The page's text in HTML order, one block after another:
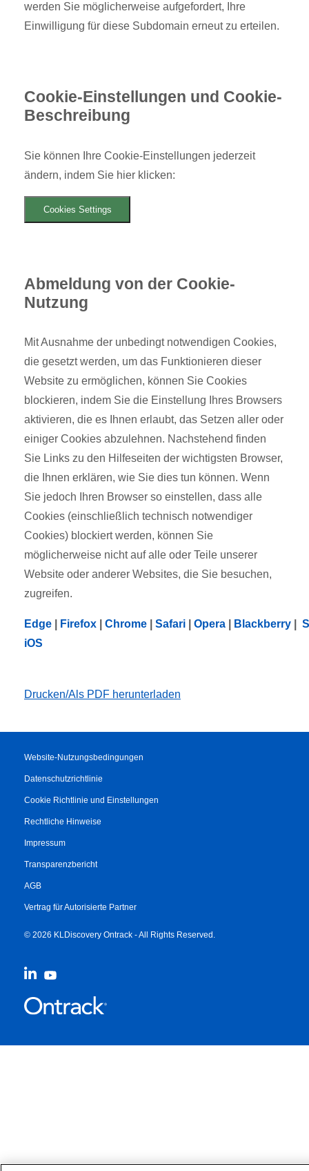
werden Sie möglicherweise aufgefordert, Ihre
Einwilligung für diese Subdomain erneut zu erteilen.
Cookie-Einstellungen und Cookie-
Beschreibung
Sie können Ihre Cookie-Einstellungen jederzeit
ändern, indem Sie hier klicken:
Cookies Settings
Abmeldung von der Cookie-
Nutzung
Mit Ausnahme der unbedingt notwendigen Cookies,
die gesetzt werden, um das Funktionieren dieser
Website zu ermöglichen, können Sie Cookies
blockieren, indem Sie die Einstellung Ihres Browsers
aktivieren, die es Ihnen erlaubt, das Setzen aller oder
einiger Cookies abzulehnen. Nachstehend finden
Sie Links zu den Hilfeseiten der wichtigsten Browser,
die Ihnen erklären, wie Sie dies tun können. Wenn
Sie jedoch Ihren Browser so einstellen, dass alle
Cookies (einschließlich technisch notwendiger
Cookies) blockiert werden, können Sie
möglicherweise nicht auf alle oder Teile unserer
Website oder anderer Websites, die Sie besuchen,
zugreifen.
Edge Firefox Chrome Safari Opera Blackberry
iOS
Drucken/Als PDF herunterladen
Website-Nutzungsbedingungen
Datenschutzrichtlinie
Cookie Richtlinie und Einstellungen
Rechtliche Hinweise
Impressum
Transparenzbericht
AGB
Vertrag für Autorisierte Partner
© 2026 KLDiscovery Ontrack - All Rights Reserved.